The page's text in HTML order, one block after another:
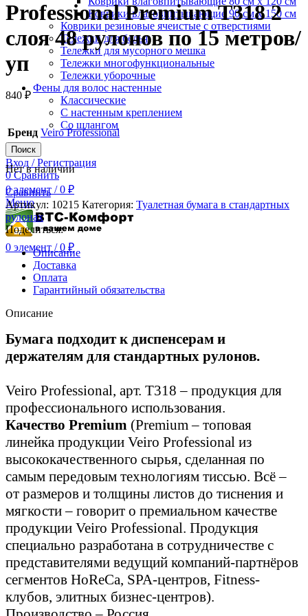
Коврики влаговпитывающие 90 см х 150 см
Коврики резиновые ячеистые с отверстиями
Тележки для белья
Тележки для мусорного мешка
Тележки многофункциональные
Тележки уборочные
Фены для волос настенные
Классические
С настенным креплением
Со шлангом
Поиск
Вход / Регистрация
0 Сравнить
0элемент / 0 ₽
Меню
0 элемент / 0 ₽
Professional Premium T318 2
слоя 48 рулонов по 15 метров/
уп
840 ₽
Бренд Veiro Professional
Нет в наличии
Сравнить
Артикул: 10215 Категория: Туалетная бумага в стандартных
рулонах
Поделиться:
Описание
Доставка
Оплата
Гарантийный обязательства
Описание
Бумага подходит к диспенсерам и
держателям для стандартных рулонов.
Veiro Professional, арт. T318 – продукция для
профессионального использования.
Качество Premium (Premium – топовая
линейка продукции Veiro Professional из
высококачественного сырья, сделанная по
самым передовым технологиям тиссью. Всё –
от размеров и толщины листов до тиснения и
мягкости – говорит о премиальном качестве
продукции Veiro Professional. Продукция
специально разработана в сотрудничестве с
представителями ведущий компаний-партнёров
сегментов HoReCa, SPA-центров, Fitness-
клубов, элитных бизнес-центров).